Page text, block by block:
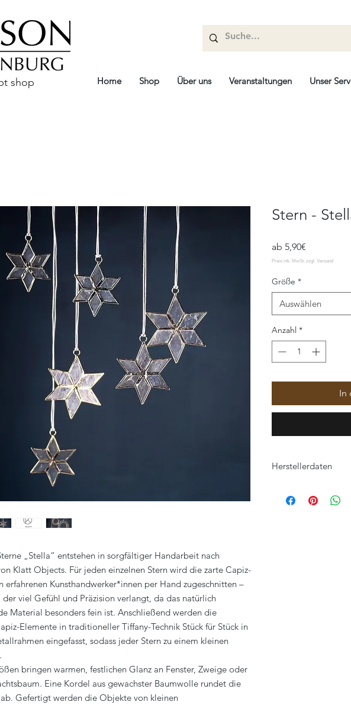
shop Home Shop Über uns Veranstaltungen Unser
„Stella“ entstehen in sorgfältiger Handarbeit nach
Klatt Objects. Für jeden einzelnen Stern wird die zarte Capiz-
erfahrenen Kunsthandwerker*innen per Hand zugeschnitten –
der viel Gefühl und Präzision verlangt, da das natürlich
Material besonders fein ist. Anschließend werden die
Elemente in traditioneller Tiffany-Technik Stück für Stück in
eingefasst, sodass jeder Stern zu einem kleinen
bringen warmen, festlichen Glanz an Fenster, Zweige oder
Eine Kordel aus gewachster Baumwolle rundet die
Gefertigt werden die Objekte von kleinen
Stern -
ab 5,90€
Preis
Größe *
Auswählen
Anzahl *
In
Herstellerdaten
Hauptstraße 57